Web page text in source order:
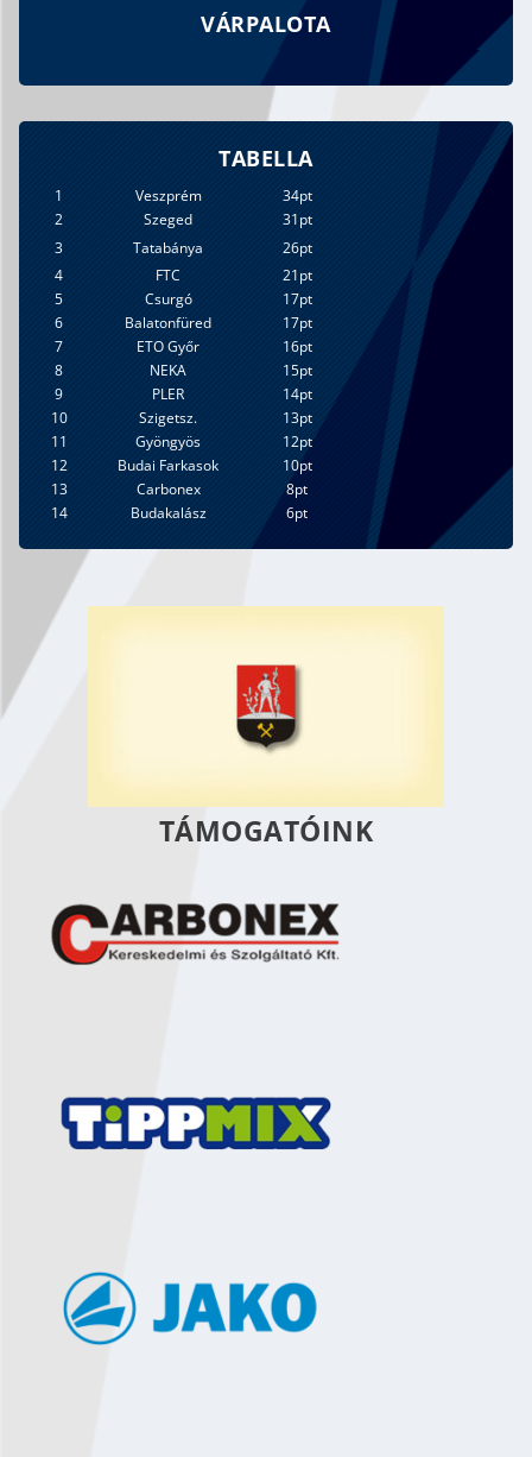
VÁRPALOTA
TABELLA
1 Veszprém
34pt
2
Szeged
31pt
3
Tatabánya
26pt
4
FTC
21pt
5
Csurgó
17pt
6
Balatonfüred
17pt
7
ETO Győr
16pt
8
NEKA
15pt
9
PLER
14pt
10
Szigetsz.
13pt
11
Gyöngyös
12pt
12
Budai Farkasok
10pt
13
Carbonex
8pt
14
Budakalász 6pt
TÁMOGATÓINK